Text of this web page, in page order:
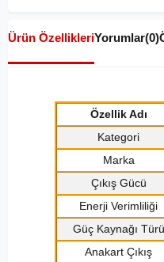
Ürün ÖzellikleriYorumlar(0)
Özellik Adı
Kategori
Marka
Çıkış Gücü
Enerji Verimliliği
Güç Kaynağı Türü
Anakart Çıkış